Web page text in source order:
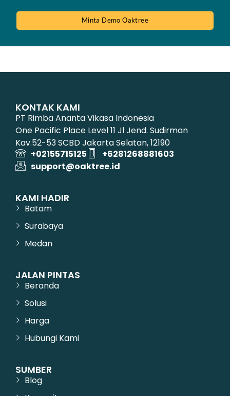
Minta Demo Oaktree
KONTAK KAMI
PT Rimba Ananta Vikasa Indonesia
One Pacific Place Level 11 Jl Jend. Sudirman
Kav.52-53 SCBD Jakarta Selatan, 12190
+02155715125
+6281268881603
support@oaktree.id
KAMI HADIR
Batam
Surabaya
Medan
JALAN PINTAS
Beranda
Solusi
Harga
Hubungi Kami
SUMBER
Blog